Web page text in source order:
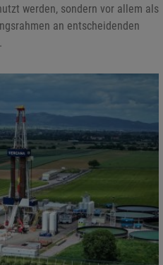
werden, sondern vor allem als
an entscheidenden